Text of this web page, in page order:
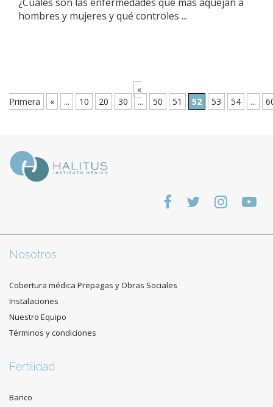
hombres y mujeres y qué controles ...
«
Primera
« ... 10 20 30 ... 50 51 52 53 54 ...
Nosotros
Cobertura médica Prepagas y Obras Sociales
Instalaciones
Nuestro Equipo
Términos y condiciones
Fertilidad
Banco